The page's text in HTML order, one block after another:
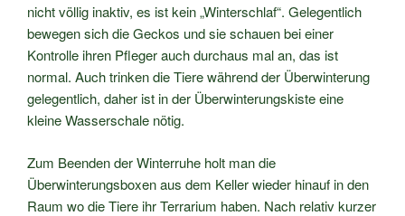
nicht völlig inaktiv, es ist kein „Winterschlaf“. Gelegentlich
bewegen sich die Geckos und sie schauen bei einer
Kontrolle ihren Pfleger auch durchaus mal an, das ist
normal. Auch trinken die Tiere während der Überwinterung
gelegentlich, daher ist in der Überwinterungskiste eine
kleine Wasserschale nötig.
Zum Beenden der Winterruhe holt man die
Überwinterungsboxen aus dem Keller wieder hinauf in den
Raum wo die Tiere ihr Terrarium haben. Nach relativ kurzer